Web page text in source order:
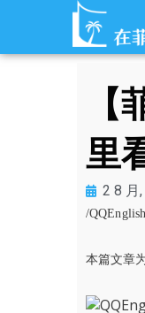
内
里
2 8 月
/
本篇文章